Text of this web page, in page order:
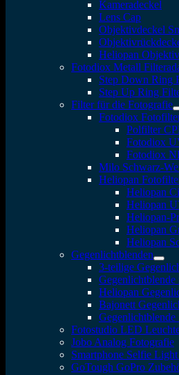
Kameradeckel
Lens Cap
Objektivdeckel
Heliopan
Fotodiox Metall
Step Down Ring
Step Up Ring
Filter für die Fotografie
Fotodiox
Polfilter
Fotodiox
Fotodiox
Milo Schwarz-
Heliopan
Heliopan
Heliopan
Heliopan-
Heliopan
Heliopan
Gegenlichtblenden
3-teilige
Heliopan
Bajonett
Gegenlichtblende
Fotostudio LED
Jobo Analog Fotografie
Smartphone Selfie
GoTough GoPro